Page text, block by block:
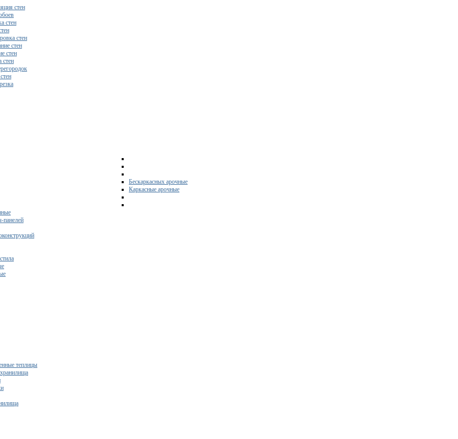
стен
стен
стен
стен
стен
стен
Бескаркасных арочные
Каркасные арочные
панелей
теплицы
расчет сметы исходя из вашего бюджета!